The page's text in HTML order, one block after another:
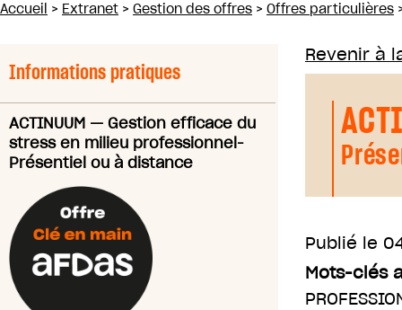
Accueil > Extranet > Gestion des offres > Offres particulières
Informations pratiques
ACTINUUM — Gestion efficace du
stress en milieu professionnel-
Présentiel ou à distance
Revenir à
Publié le
Mots-clés